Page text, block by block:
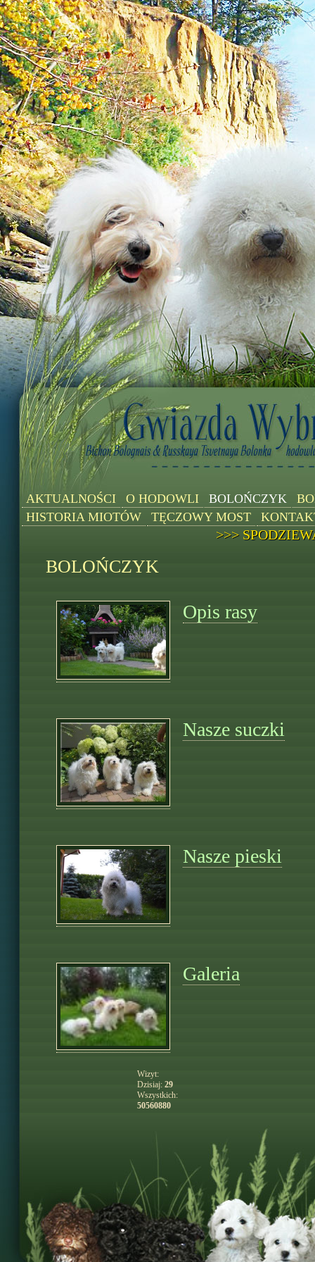
AKTUALNOŚCI O HODOWLI BOLOŃCZYK
HISTORIA MIOTÓW
TĘCZOWY MOST
>>>
BOLOŃCZYK
Opis rasy
Nasze suczki
Nasze pieski
Galeria
Wizyt:
Dzisiaj: 29
Wszystkich:
50560880